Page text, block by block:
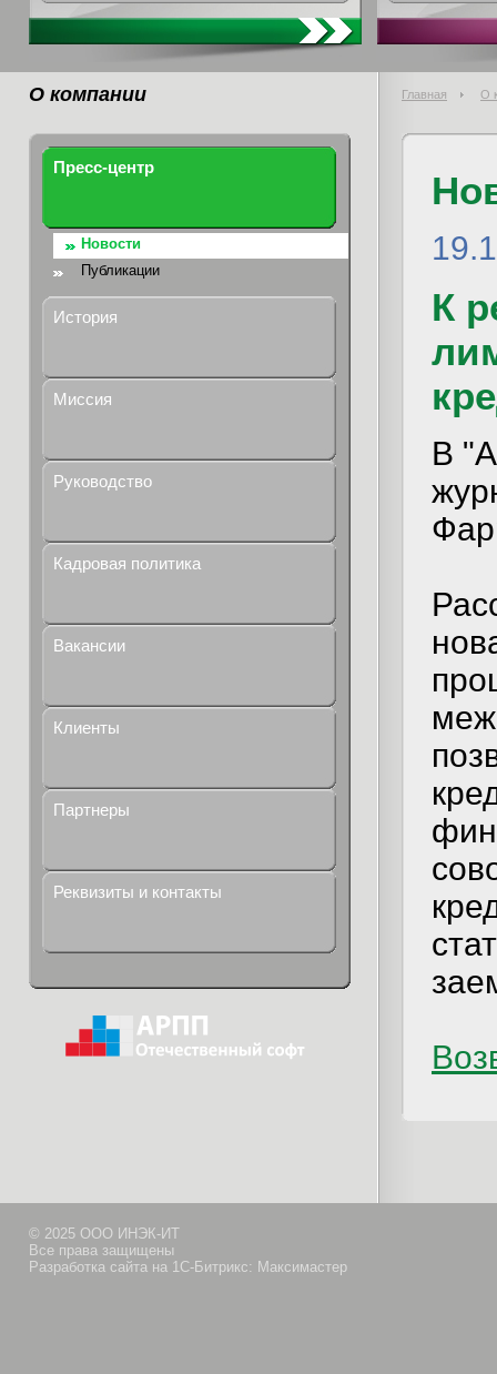
О компании Главная О
Пресс-центр
Новости
Публикации
История
Миссия
Руководство
Кадровая политика
Вакансии
Клиенты
Партнеры
Реквизиты и контакты
К
В
© 2025 ООО ИНЭК-ИТ
Все права защищены
Разработка сайта на 1С-Битрикс: Максимастер